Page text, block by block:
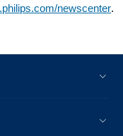
newscenter.